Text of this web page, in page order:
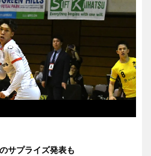
サプライズ発表も